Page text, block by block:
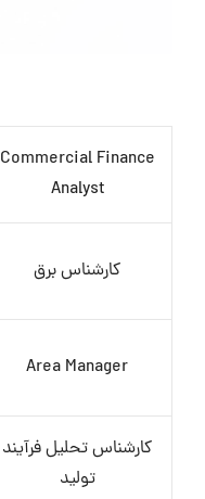
Commercial Finance
Analyst
کارشناس برق
Area Manager
کارشناس تحلیل فرآیند
تولید